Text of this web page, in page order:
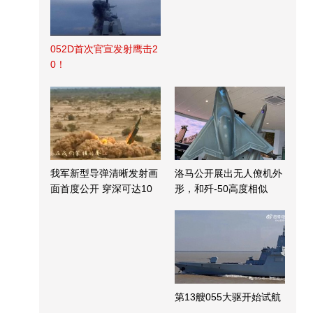
052D首次官宣发射鹰击2
0！
我军新型导弹清晰发射画
面首度公开 穿深可达10
洛马公开展出无人僚机外
形，和歼-50高度相似
第13艘055大驱开始试航